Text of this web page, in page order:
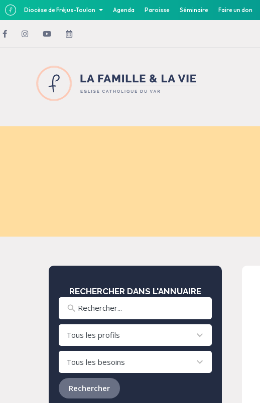
Diocèse de Fréjus-Toulon Agenda Paroisse Séminaire Faire un don
RECHERCHER DANS L'ANNUAIRE
results
available
results
available
Rechercher